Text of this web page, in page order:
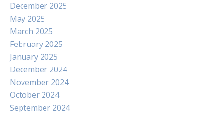
December 2025
May 2025
March 2025
February 2025
January 2025
December 2024
November 2024
October 2024
September 2024